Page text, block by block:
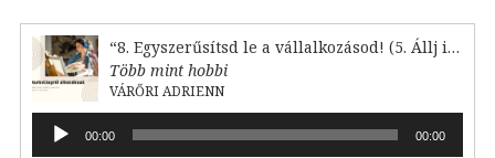
“8. Egyszerűsítsd le a vállalkozásod! (5. Állj irányba)”
Több mint hobbi
VÁRŐRI ADRIENN
Audió
lejátszó00:00 00:00